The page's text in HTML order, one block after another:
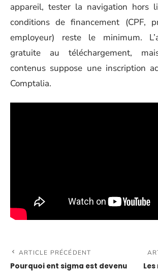
appareil, tester la navigation hors
conditions de financement (CPF,
employeur) reste le minimum.
gratuite au téléchargement,
contenus suppose une inscription
Comptalia.
ARTICLE PRÉCÉDENT
Pourquoi ent sigma est devenu